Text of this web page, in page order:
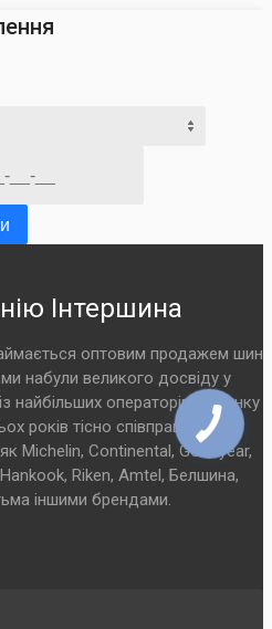
Інтершина
оптовим продажем шин
набули великого досвіду у
найбільших операторів на ринку
років тісно співпрацюємо з
Michelin, Continental, Goodyear,
Riken, Amtel, Белшина,
іншими брендами.